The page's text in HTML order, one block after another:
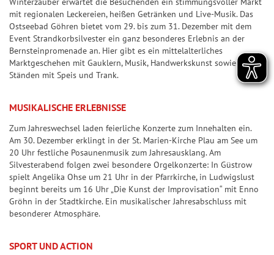
k
s
S
p
ir
l
S
i
e
g
e
e
h
l
e
Z
a
h
l
e
n
GO!
p
i
e
l
7
U
P
E
R
6
s
-
T
i
a
h
l
e
n
u
o
t
e
n
S
p
e
G
e
w
i
n
z
a
h
l
e
n
&
Q
o
mit regionalen Leckereien, heißen Getränken und Live-Musik. Das
Ostseebad Göhren bietet vom 29. bis zum 31. Dezember mit dem
Event Strandkorbsilvester ein ganz besonderes Erlebnis an der
Bernsteinpromenade an. Hier gibt es ein mittelalterliches
Marktgeschehen mit Gauklern, Musik, Handwerkskunst sowie
Ständen mit Speis und Trank.
MUSIKALISCHE ERLEBNISSE
Zum Jahreswechsel laden feierliche Konzerte zum Innehalten ein.
Am 30. Dezember erklingt in der St. Marien-Kirche Plau am See um
20 Uhr festliche Posaunenmusik zum Jahresausklang. Am
Silvesterabend folgen zwei besondere Orgelkonzerte: In Güstrow
spielt Angelika Ohse um 21 Uhr in der Pfarrkirche, in Ludwigslust
beginnt bereits um 16 Uhr „Die Kunst der Improvisation“ mit Enno
Gröhn in der Stadtkirche. Ein musikalischer Jahresabschluss mit
besonderer Atmosphäre.
SPORT UND ACTION